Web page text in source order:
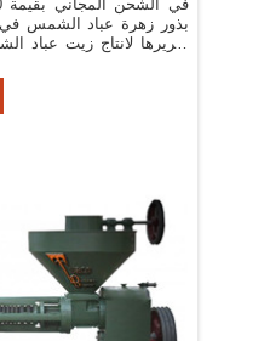
بذور زهرة عباد الشمس في
تكريرها لانتاج زيت عباد